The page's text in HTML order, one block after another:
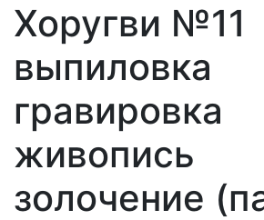
Хоругви №11
выпиловка
гравировка
живопись
золочение